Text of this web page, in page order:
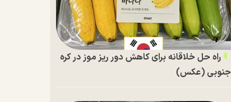
راه حل خلاقانه برای کاهش دور ریز موز در کره
جنوبی (عکس)